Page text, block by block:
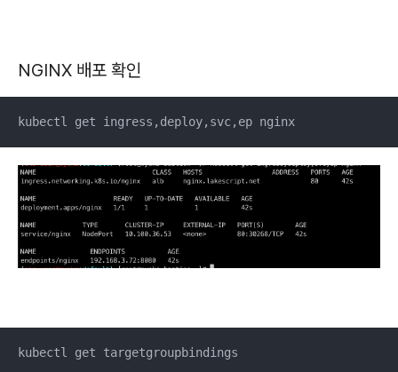
NGINX 배포 확인
kubectl get ingress,deploy,svc,ep nginx
kubectl get targetgroupbindings